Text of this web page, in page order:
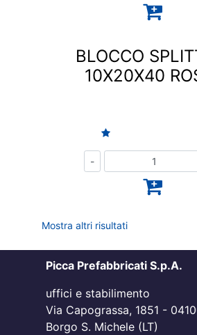
BLOCCO
10X20X40
Mostra altri risultati
Picca Prefabbricati S.p.A.
uffici e stabilimento
Via Capograssa, 1851 -
Borgo S. Michele (LT)